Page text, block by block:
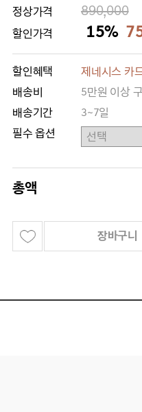
정상가격 890,000
할인가격 15%
할인혜택
제네시스 카
배송비
5만원 이상
배송기간
3~7일
필수 옵션
총액
장바구니